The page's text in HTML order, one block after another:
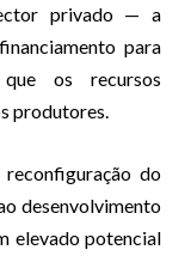
privado — a
para
os recursos
produtores.
do
desenvolvimento
elevado potencial